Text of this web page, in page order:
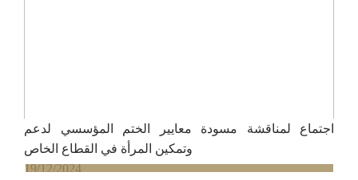
اجتماع لمناقشة مسودة معايير الختم المؤسسي لدعم
وتمكين المرأة في القطاع الخاص
19/12/2024